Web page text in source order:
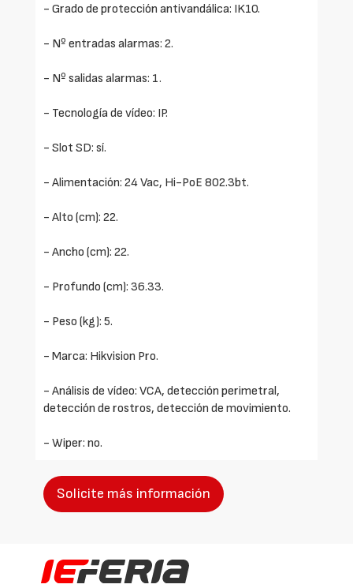
- Grado de protección antivandálica: IK10.
- Nº entradas alarmas: 2.
- Nº salidas alarmas: 1.
- Tecnología de vídeo: IP.
- Slot SD: sí.
- Alimentación: 24 Vac, Hi-PoE 802.3bt.
- Alto (cm): 22.
- Ancho (cm): 22.
- Profundo (cm): 36.33.
- Peso (kg): 5.
- Marca: Hikvision Pro.
- Análisis de vídeo: VCA, detección perimetral,
detección de rostros, detección de movimiento.
- Wiper: no.
Solicite más información